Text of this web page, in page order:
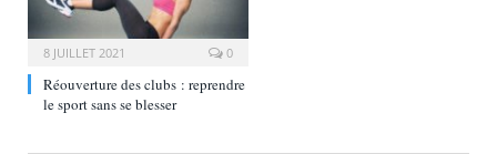
8 JUILLET 2021 0
Réouverture des clubs : reprendre
le sport sans se blesser